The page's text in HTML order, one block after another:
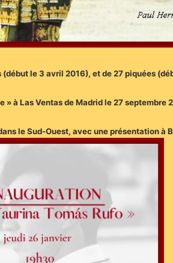
le 3 avril 2016), et de 27 piquées
à Las Ventas de Madrid le 27 septembre
le Sud-Ouest, avec une présentation à